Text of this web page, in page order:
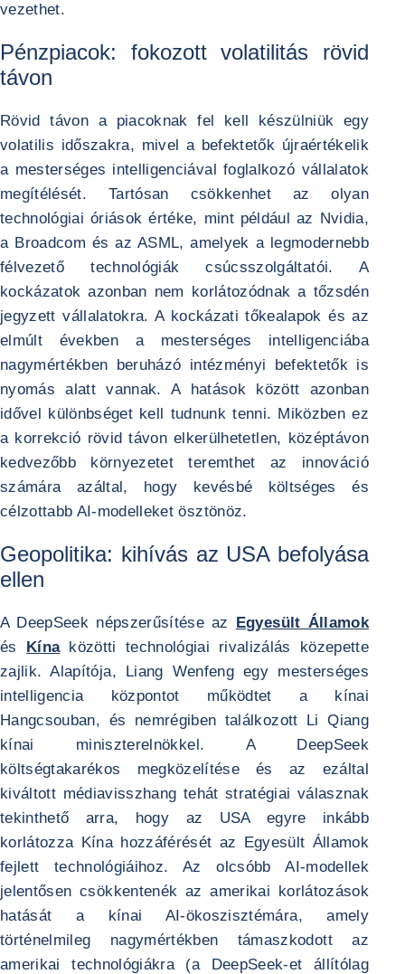
vezethet.
Pénzpiacok: fokozott volatilitás rövid
távon
Rövid távon a piacoknak fel kell készülniük egy
volatilis időszakra, mivel a befektetők újraértékelik
a mesterséges intelligenciával foglalkozó vállalatok
megítélését. Tartósan csökkenhet az olyan
technológiai óriások értéke, mint például az Nvidia,
a Broadcom és az ASML, amelyek a legmodernebb
félvezető technológiák csúcsszolgáltatói. A
kockázatok azonban nem korlátozódnak a tőzsdén
jegyzett vállalatokra. A kockázati tőkealapok és az
elmúlt években a mesterséges intelligenciába
nagymértékben beruházó intézményi befektetők is
nyomás alatt vannak. A hatások között azonban
idővel különbséget kell tudnunk tenni. Miközben ez
a korrekció rövid távon elkerülhetetlen, középtávon
kedvezőbb környezetet teremthet az innováció
számára azáltal, hogy kevésbé költséges és
célzottabb AI-modelleket ösztönöz.
Geopolitika: kihívás az USA befolyása
ellen
A DeepSeek népszerűsítése az Egyesült Államok
és Kínaközötti technológiai rivalizálás közepette
zajlik. Alapítója, Liang Wenfeng egy mesterséges
intelligencia központot működtet a kínai
Hangcsouban, és nemrégiben találkozott Li Qiang
kínai miniszterelnökkel. A DeepSeek
költségtakarékos megközelítése és az ezáltal
kiváltott médiavisszhang tehát stratégiai válasznak
tekinthető arra, hogy az USA egyre inkább
korlátozza Kína hozzáférését az Egyesült Államok
fejlett technológiáihoz. Az olcsóbb AI-modellek
jelentősen csökkentenék az amerikai korlátozások
hatását a kínai AI-ökoszisztémára, amely
történelmileg nagymértékben támaszkodott az
amerikai technológiákra (a DeepSeek-et állítólag